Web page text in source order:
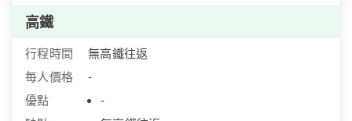
高鐵
行程時間
無高鐵往返
每人價格
-
優點
-